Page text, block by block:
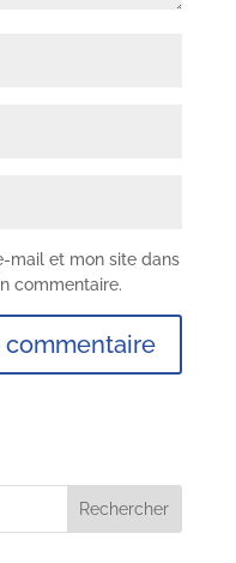
mail et mon site dans
commentaire.
Rechercher